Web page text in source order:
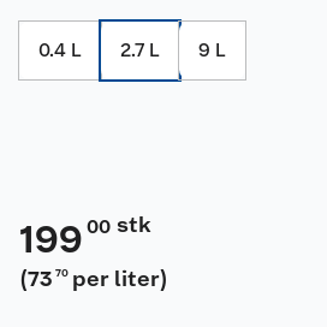
0.4 L 2.7 L 9 L
199 00 stk
(73 70 per liter)